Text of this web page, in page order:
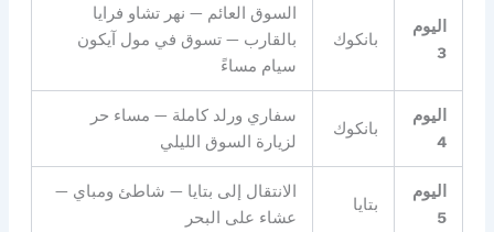
اليوم
3
بانكوك
السوق العائم — نهر تشاو فرايا
بالقارب — تسوق في مول آيكون
سيام مساءً
اليوم
4
بانكوك
سفاري ورلد كاملة — مساء حر
لزيارة السوق الليلي
اليوم
5
بتايا
الانتقال إلى بتايا — شاطئ ومباي —
عشاء على البحر